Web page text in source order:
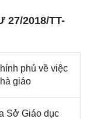
27/2018/TT-
phủ về việc
giáo
Sở Giáo dục